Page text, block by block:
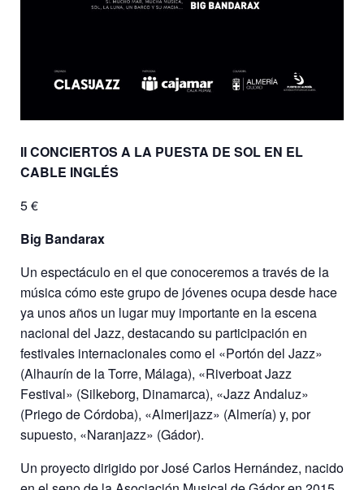
II CONCIERTOS A LA PUESTA DE SOL EN EL
CABLE INGLÉS
5 €
Big Bandarax
Un espectáculo en el que conoceremos a través de la
música cómo este grupo de jóvenes ocupa desde hace
ya unos años un lugar muy importante en la escena
nacional del Jazz, destacando su participación en
festivales internacionales como el «Portón del Jazz»
(Alhaurín de la Torre, Málaga), «Riverboat Jazz
Festival» (Silkeborg, Dinamarca), «Jazz Andaluz»
(Priego de Córdoba), «Almerijazz» (Almería) y, por
supuesto, «Naranjazz» (Gádor).
Un proyecto dirigido por José Carlos Hernández, nacido